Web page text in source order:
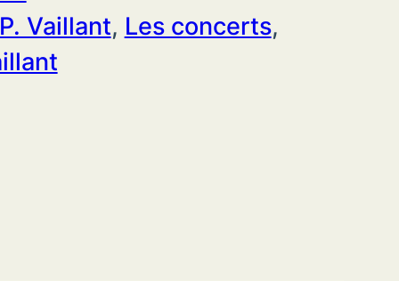
Vaillant, Les concerts